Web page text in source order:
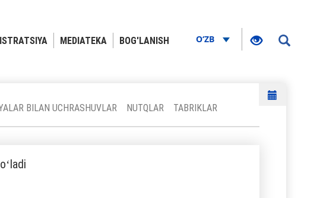
MEDIATEKA BOG'LANISH O‘ZB
BILAN UCHRASHUVLAR NUTQLAR TABRIKLAR